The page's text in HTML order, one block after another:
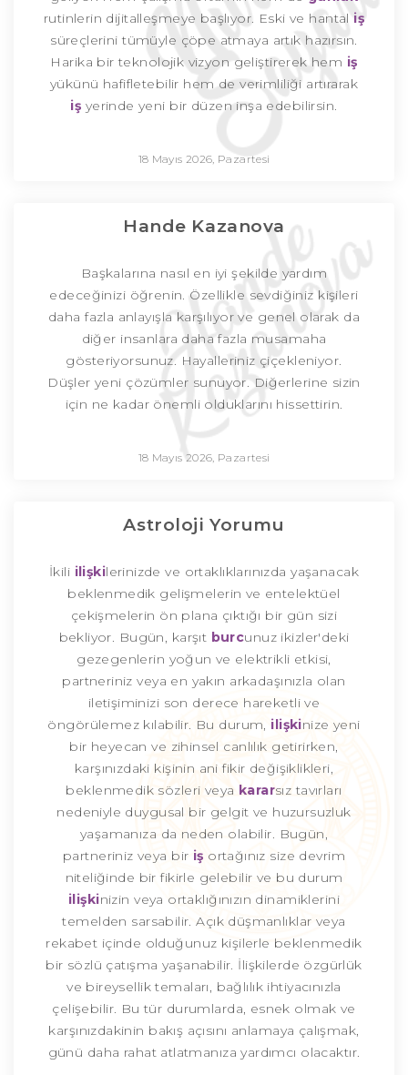
rutinlerin dijitalleşmeye başlıyor. Eski ve hantal iş
süreçlerini tümüyle çöpe atmaya artık hazırsın.
Harika bir teknolojik vizyon geliştirerek hem iş
yükünü hafifletebilir hem de verimliliği artırarak
iş yerinde yeni bir düzen inşa edebilirsin.
18 Mayıs 2026, Pazartesi
Hande Kazanova
Başkalarına nasıl en iyi şekilde yardım
edeceğinizi öğrenin. Özellikle sevdiğiniz kişileri
daha fazla anlayışla karşılıyor ve genel olarak da
diğer insanlara daha fazla musamaha
gösteriyorsunuz. Hayalleriniz çiçekleniyor.
Düşler yeni çözümler sunuyor. Diğerlerine sizin
için ne kadar önemli olduklarını hissettirin.
18 Mayıs 2026, Pazartesi
Astroloji Yorumu
İkili ilişkilerinizde ve ortaklıklarınızda yaşanacak
beklenmedik gelişmelerin ve entelektüel
çekişmelerin ön plana çıktığı bir gün sizi
bekliyor. Bugün, karşıt burcunuz ikizler'deki
gezegenlerin yoğun ve elektrikli etkisi,
partneriniz veya en yakın arkadaşınızla olan
iletişiminizi son derece hareketli ve
öngörülemez kılabilir. Bu durum, ilişkinize yeni
bir heyecan ve zihinsel canlılık getirirken,
karşınızdaki kişinin ani fikir değişiklikleri,
beklenmedik sözleri veya kararsız tavırları
nedeniyle duygusal bir gelgit ve huzursuzluk
yaşamanıza da neden olabilir. Bugün,
partneriniz veya bir iş ortağınız size devrim
niteliğinde bir fikirle gelebilir ve bu durum
ilişkinizin veya ortaklığınızın dinamiklerini
temelden sarsabilir. Açık düşmanlıklar veya
rekabet içinde olduğunuz kişilerle beklenmedik
bir sözlü çatışma yaşanabilir. İlişkilerde özgürlük
ve bireysellik temaları, bağlılık ihtiyacınızla
çelişebilir. Bu tür durumlarda, esnek olmak ve
karşınızdakinin bakış açısını anlamaya çalışmak,
günü daha rahat atlatmanıza yardımcı olacaktır.